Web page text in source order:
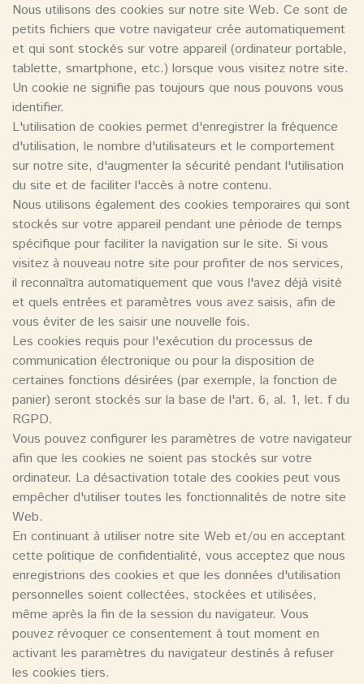
Nous utilisons des cookies sur notre site Web. Ce sont de
petits fichiers que votre navigateur crée automatiquement
et qui sont stockés sur votre appareil (ordinateur portable,
tablette, smartphone, etc.) lorsque vous visitez notre site.
Un cookie ne signifie pas toujours que nous pouvons vous
identifier.
L'utilisation de cookies permet d'enregistrer la fréquence
d'utilisation, le nombre d'utilisateurs et le comportement
sur notre site, d'augmenter la sécurité pendant l'utilisation
du site et de faciliter l'accès à notre contenu.
Nous utilisons également des cookies temporaires qui sont
stockés sur votre appareil pendant une période de temps
spécifique pour faciliter la navigation sur le site. Si vous
visitez à nouveau notre site pour profiter de nos services,
il reconnaîtra automatiquement que vous l'avez déjà visité
et quels entrées et paramètres vous avez saisis, afin de
vous éviter de les saisir une nouvelle fois.
Les cookies requis pour l'exécution du processus de
communication électronique ou pour la disposition de
certaines fonctions désirées (par exemple, la fonction de
panier) seront stockés sur la base de l'art. 6, al. 1, let. f du
RGPD.
Vous pouvez configurer les paramètres de votre navigateur
afin que les cookies ne soient pas stockés sur votre
ordinateur. La désactivation totale des cookies peut vous
empêcher d'utiliser toutes les fonctionnalités de notre site
Web.
En continuant à utiliser notre site Web et/ou en acceptant
cette politique de confidentialité, vous acceptez que nous
enregistrions des cookies et que les données d'utilisation
personnelles soient collectées, stockées et utilisées,
même après la fin de la session du navigateur. Vous
pouvez révoquer ce consentement à tout moment en
activant les paramètres du navigateur destinés à refuser
les cookies tiers.